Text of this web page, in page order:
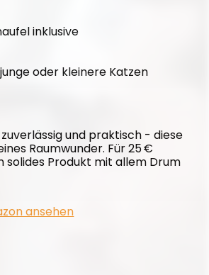
inklusive
oder kleinere Katzen
und praktisch - diese
Raumwunder. Für 25 €
solides Produkt mit allem Drum
ansehen